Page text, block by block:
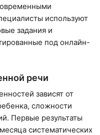
используют
задания и
под онлайн-
речи
зависят от
сложности
Первые результаты
систематических